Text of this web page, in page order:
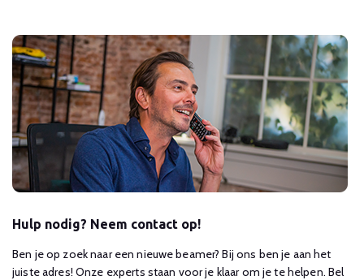
Hulp nodig? Neem contact op!
Ben je op zoek naar een nieuwe beamer? Bij ons ben je aan het
juiste adres! Onze experts staan voor je klaar om je te helpen. Bel